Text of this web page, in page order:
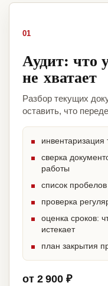
01
Аудит: что
не хватает
Разбор текущих
оставить, что
инвентаризация
сверка
работы
список
проверка
оценка сроков:
истекает
план закрытия
от 2 900 ₽